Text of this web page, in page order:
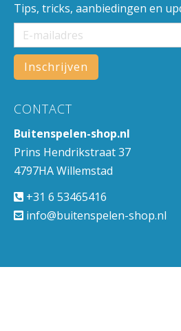
Tips, tricks, aanbiedingen en
CONTACT
Buitenspelen-shop.nl
Prins Hendrikstraat 37
4797HA Willemstad
+31 6 53465416
info@buitenspelen-shop.nl